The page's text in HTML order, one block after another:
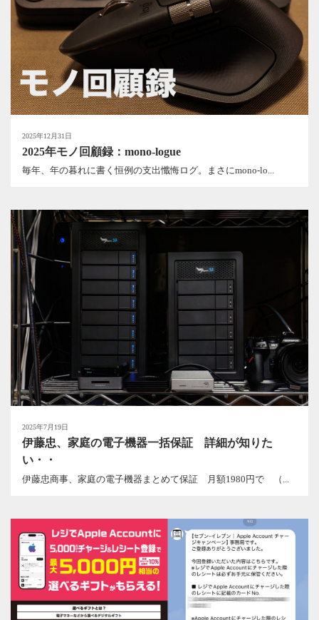
2025年12月31日
2025年モノ回顧録：mono-logue
毎年、年の暮れに書く恒例の支出懺悔ログ。まさにmono-lo...
2025年7月19日
伊藤忠、家庭の電子機器一括保証 詳細が知りた
い・・
伊藤忠商事、家庭の電子機器まとめて保証 月額1980円で （...